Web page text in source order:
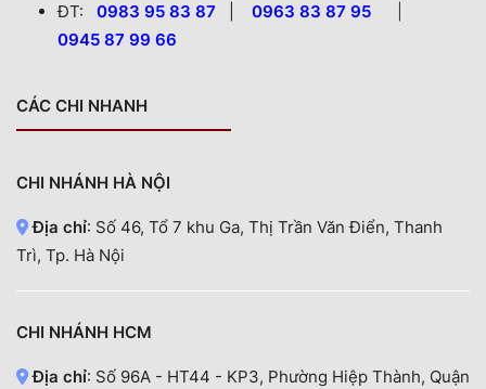
ĐT:0983 95 83 87 |0963 83 87 95
0945 87 99 66
CÁC CHI NHANH
CHI NHÁNH HÀ NỘI
Địa chỉ: Số 46, Tổ 7 khu Ga, Thị Trần Văn Điển, Thanh
Trì, Tp. Hà Nội
CHI NHÁNH HCM
Địa chỉ: Số 96A - HT44 - KP3, Phường Hiệp Thành, Quận